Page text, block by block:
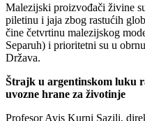
Malezijski proizvođači živine
piletinu i jaja zbog rastućih
čine četvrtinu malezijskog
Separuh) i prioritetni su u
Država.
Štrajk u argentinskom luku
uvozne hrane za životinje
Profesor Avis Kurni Sazili,